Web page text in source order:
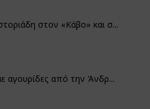
στον «Κάβο» και σ...
αγουρίδες από την Άνδρ...